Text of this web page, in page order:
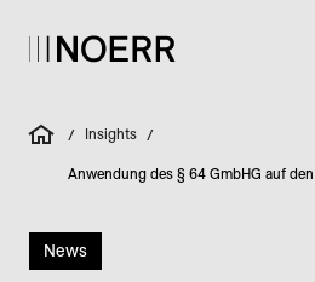
/ Insights /
Anwendung des § 64 GmbHG auf
News